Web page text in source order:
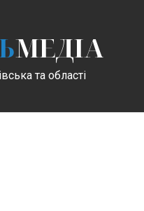
МЕДІА
та області